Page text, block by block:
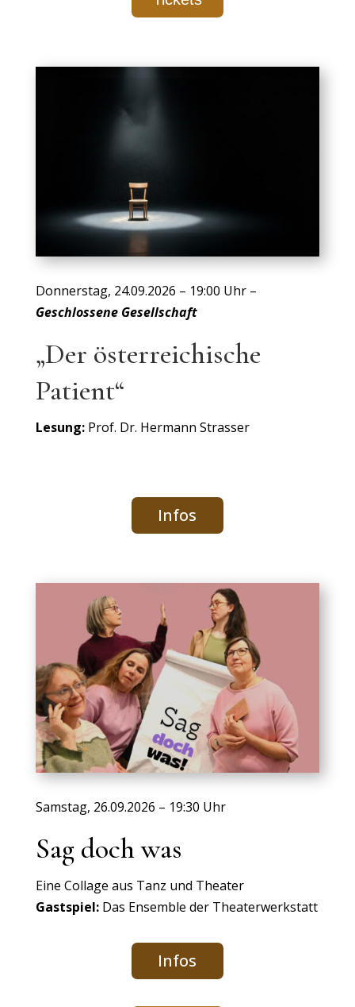
Donnerstag, 24.09.2026 – 19:00 Uhr –
Geschlossene Gesellschaft
„Der österreichische
Patient“
Lesung:Prof. Dr. Hermann Strasser
Infos
Samstag, 26.09.2026 – 19:30 Uhr
Sag doch was
Eine Collage aus Tanz und Theater
Gastspiel: Das Ensemble der Theaterwerkstatt
Infos